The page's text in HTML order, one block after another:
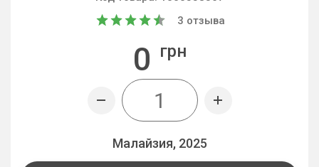
3 отзыва
0 грн
Малайзия, 2025